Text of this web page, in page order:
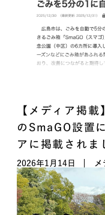
【メディア掲
のSmaGO設置
アに掲載されま
2026年1月14日 メ